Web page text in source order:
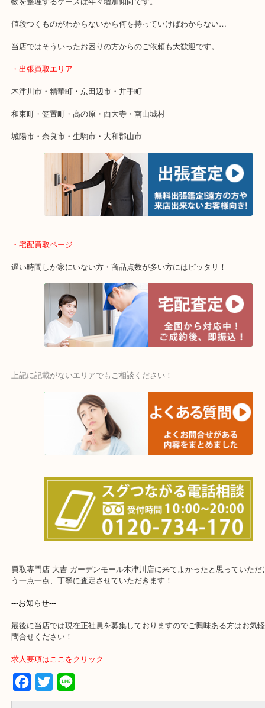
物を整理するケースは年々増加傾向です。
値段つくものがわからないから何を持っていけばわからない…
当店ではそういったお困りの方からのご依頼も大歓迎です。
・出張買取エリア
木津川市・精華町・京田辺市・井手町
城陽市・奈良市・生駒市・大和郡山市
・宅配買取ページ
遅い時間しか家にいない方・商品点数が多い方にはピッタリ！
上記に記載がないエリアでもご相談ください！